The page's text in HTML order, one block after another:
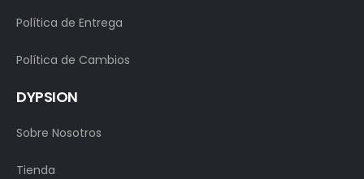
Política de Entrega
Política de Cambios
DYPSION
Sobre Nosotros
Tienda